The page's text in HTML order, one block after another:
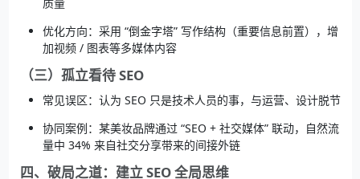
优化方向：采用 “倒金字塔” 写作结构（重要信息前置），增
加视频 / 图表等多媒体内容
（三）孤立看待 SEO
常见误区：认为 SEO 只是技术人员的事，与运营、设计脱节
协同案例：某美妆品牌通过 “SEO + 社交媒体” 联动，自然流
量中 34% 来自社交分享带来的间接外链
四、破局之道：建立 SEO 全局思维